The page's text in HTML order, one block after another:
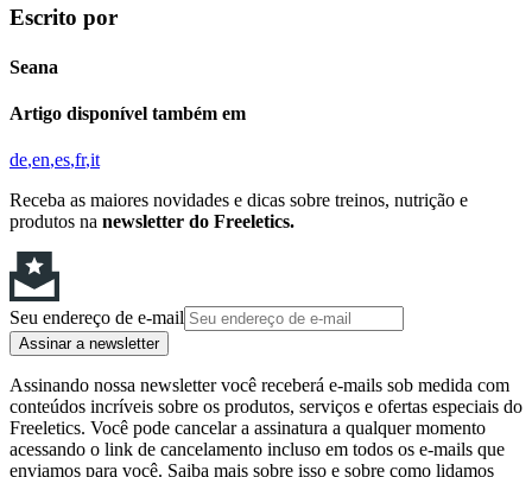
Escrito por
Seana
Artigo disponível também em
de en es fr it
Receba as maiores novidades e dicas sobre treinos, nutrição e
produtos na newsletter do Freeletics.
Seu endereço de e-mail
Assinar a newsletter
Assinando nossa newsletter você receberá e-mails sob medida com
conteúdos incríveis sobre os produtos, serviços e ofertas especiais do
Freeletics. Você pode cancelar a assinatura a qualquer momento
acessando o link de cancelamento incluso em todos os e-mails que
enviamos para você. Saiba mais sobre isso e sobre como lidamos